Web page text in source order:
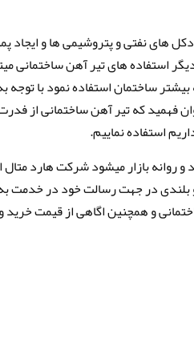
های نفتی و پتروشیمی ها و ایجاد
استفاده های تیر آهن ساختمانی
ساختمان استفاده نمود با توجه
فهمید که تیر آهن ساختمانی از
استفاده نماییم.
روانه بازار میشود شرکت هارد متال
در جهت رسالت خود در خدمت
و همچنین اگاهی از قیمت خرید